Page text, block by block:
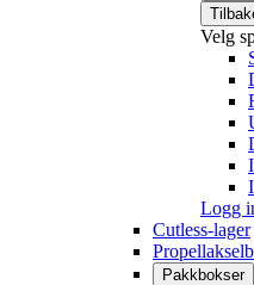
Velg
Logg
Cutless-lager
Pakkbokser